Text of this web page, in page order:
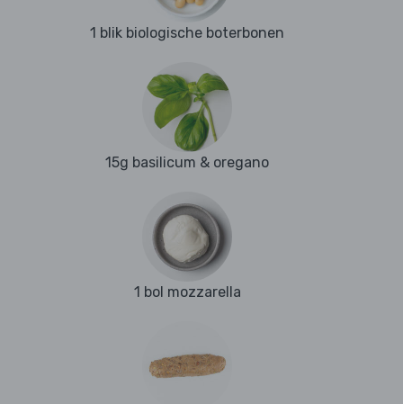
1 blik biologische boterbonen
15g basilicum & oregano
1 bol mozzarella